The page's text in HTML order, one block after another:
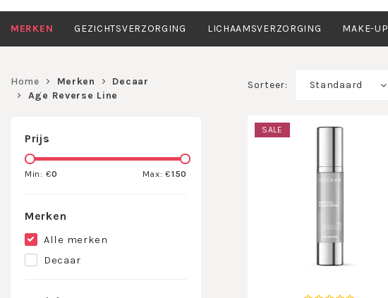
MERKEN GEZICHTSVERZORGING LICHAAMSVERZORGING MAKE-UP
Home Merken
Decaar
Age Reverse Line
Prijs
Min: €0 Max: €150
Merken
Alle merken
Decaar
Sorteer: Standaard
SALE